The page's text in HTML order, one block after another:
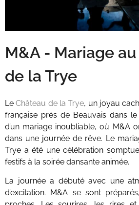
M&A - Mariage
de la Trye
LeChâteau de la Trye, un joyau
française près de Beauvais dans
d’un mariage inoubliable, où M&A
dans une journée de rêve. Le
Trye a été une célébration
festifs à la soirée dansante animée.
La journée a débuté avec une
d’excitation. M&A se sont